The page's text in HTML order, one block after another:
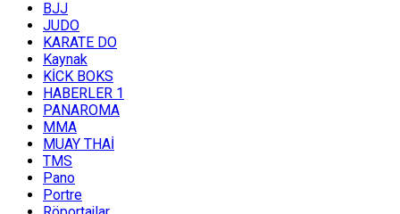
BJJ
JUDO
KARATE DO
Kaynak
KİCK BOKS
HABERLER 1
PANAROMA
MMA
MUAY THAİ
TMS
Pano
Portre